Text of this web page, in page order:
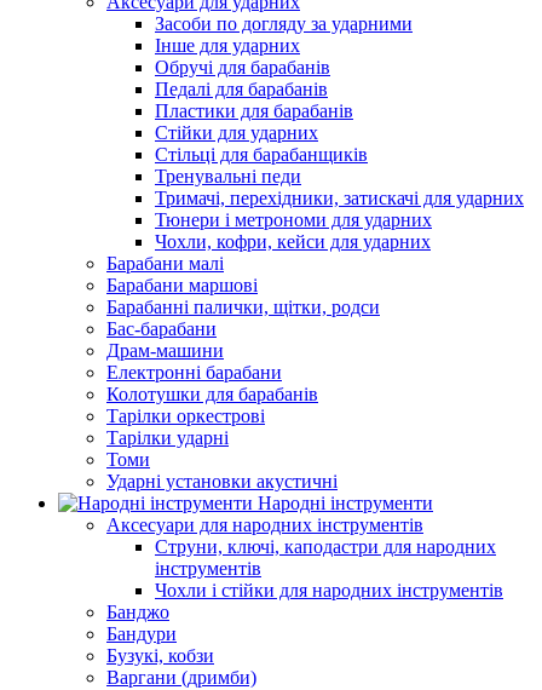
Засоби по догляду за ударними
Інше для ударних
Обручі для барабанів
Педалі для барабанів
Пластики для барабанів
Стійки для ударних
Стільці для барабанщиків
Тренувальні педи
Тримачі, перехідники, затискачі для ударних
Тюнери і метрономи для ударних
Чохли, кофри, кейси для ударних
Барабани малі
Барабани маршові
Барабанні палички, щітки, родси
Бас-барабани
Драм-машини
Електронні барабани
Колотушки для барабанів
Тарілки оркестрові
Тарілки ударні
Томи
Ударні установки акустичні
Народні інструменти
Аксесуари для народних інструментів
Струни, ключі, каподастри для народних
інструментів
Чохли і стійки для народних інструментів
Банджо
Бандури
Бузукі, кобзи
Варгани (дримби)